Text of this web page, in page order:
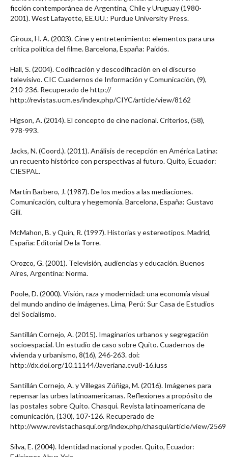
ficción contemporánea de Argentina, Chile y Uruguay (1980-
2001). West Lafayette, EE.UU.: Purdue University Press.
Giroux, H. A. (2003). Cine y entretenimiento: elementos para una
crítica política del filme. Barcelona, España: Paidós.
Hall, S. (2004). Codificación y descodificación en el discurso
televisivo. CIC Cuadernos de Información y Comunicación, (9),
210-236. Recuperado de http://
http://revistas.ucm.es/index.php/CIYC/article/view/8162
Higson, A. (2014). El concepto de cine nacional. Criterios, (58),
978-993.
Jacks, N. (Coord.). (2011). Análisis de recepción en América Latina:
un recuento histórico con perspectivas al futuro. Quito, Ecuador:
CIESPAL.
Martín Barbero, J. (1987). De los medios a las mediaciones.
Comunicación, cultura y hegemonía. Barcelona, España: Gustavo
Gili.
McMahon, B. y Quin, R. (1997). Historias y estereotipos. Madrid,
España: Editorial De la Torre.
Orozco, G. (2001). Televisión, audiencias y educación. Buenos
Aires, Argentina: Norma.
Poole, D. (2000). Visión, raza y modernidad: una economía visual
del mundo andino de imágenes. Lima, Perú: Sur Casa de Estudios
del Socialismo.
Santillán Cornejo, A. (2015). Imaginarios urbanos y segregación
socioespacial. Un estudio de caso sobre Quito. Cuadernos de
vivienda y urbanismo, 8(16), 246-263. doi:
http://dx.doi.org/10.11144/Javeriana.cvu8-16.iuss
Santillán Cornejo, A. y Villegas Zúñiga, M. (2016). Imágenes para
repensar las urbes latinoamericanas. Reflexiones a propósito de
las postales sobre Quito. Chasqui. Revista latinoamericana de
comunicación, (130), 107-126. Recuperado de
http://www.revistachasqui.org/index.php/chasqui/article/view/2569
Silva, E. (2004). Identidad nacional y poder. Quito, Ecuador: